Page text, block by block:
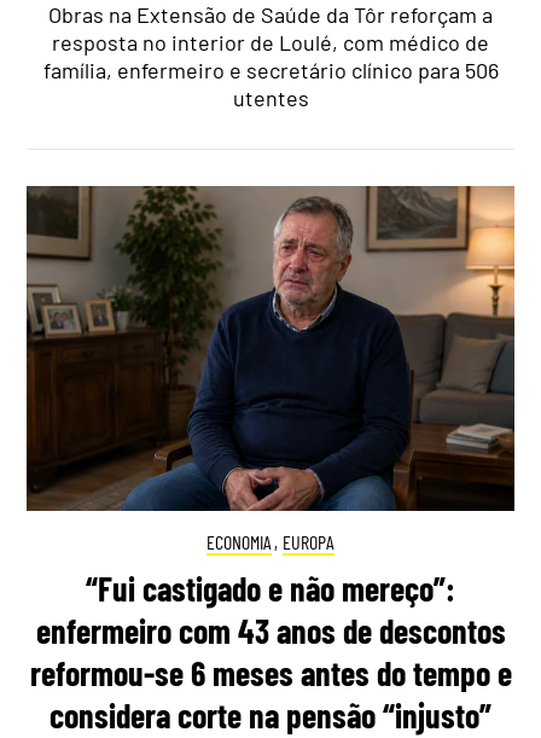
Obras na Extensão de Saúde da Tôr reforçam a
resposta no interior de Loulé, com médico de
família, enfermeiro e secretário clínico para 506
utentes
ECONOMIA , EUROPA
“Fui castigado e não mereço”:
enfermeiro com 43 anos de descontos
reformou-se 6 meses antes do tempo e
considera corte na pensão “injusto”